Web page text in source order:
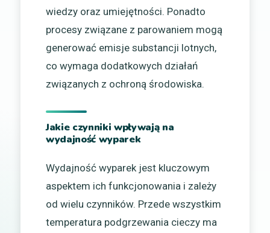
wiedzy oraz umiejętności. Ponadto
procesy związane z parowaniem mogą
generować emisje substancji lotnych,
co wymaga dodatkowych działań
związanych z ochroną środowiska.
Jakie czynniki wpływają na
wydajność wyparek
Wydajność wyparek jest kluczowym
aspektem ich funkcjonowania i zależy
od wielu czynników. Przede wszystkim
temperatura podgrzewania cieczy ma